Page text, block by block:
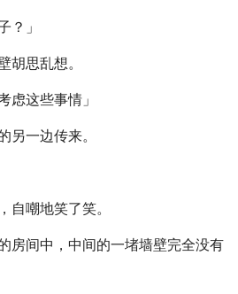
？」
胡思乱想。
虑这些事情」
另一边传来。
自嘲地笑了笑。
房间中，中间的一堵墙壁完全没有